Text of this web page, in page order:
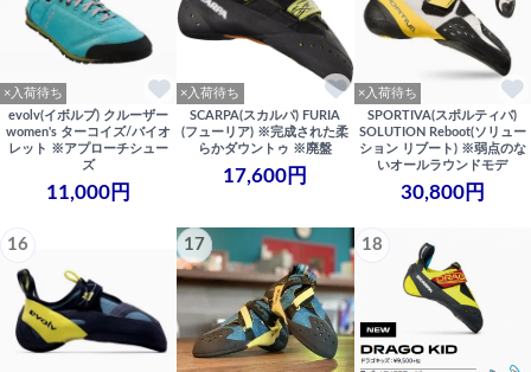
×入荷待ち
evolv(イボルブ) クルーザー
women's ターコイズ/バイオ
レット ※アプローチシュー
ズ
11,000円
×入荷待ち
SCARPA(スカルパ) FURIA
(フューリア) ※完成された柔
らかダウントゥ ※廃盤
17,600円
×入荷待ち
SPORTIVA(スポルティバ)
SOLUTION Reboot(ソリュー
ション リブート) ※弱点のな
いオールラウンドモデ
30,800円
16 17 18